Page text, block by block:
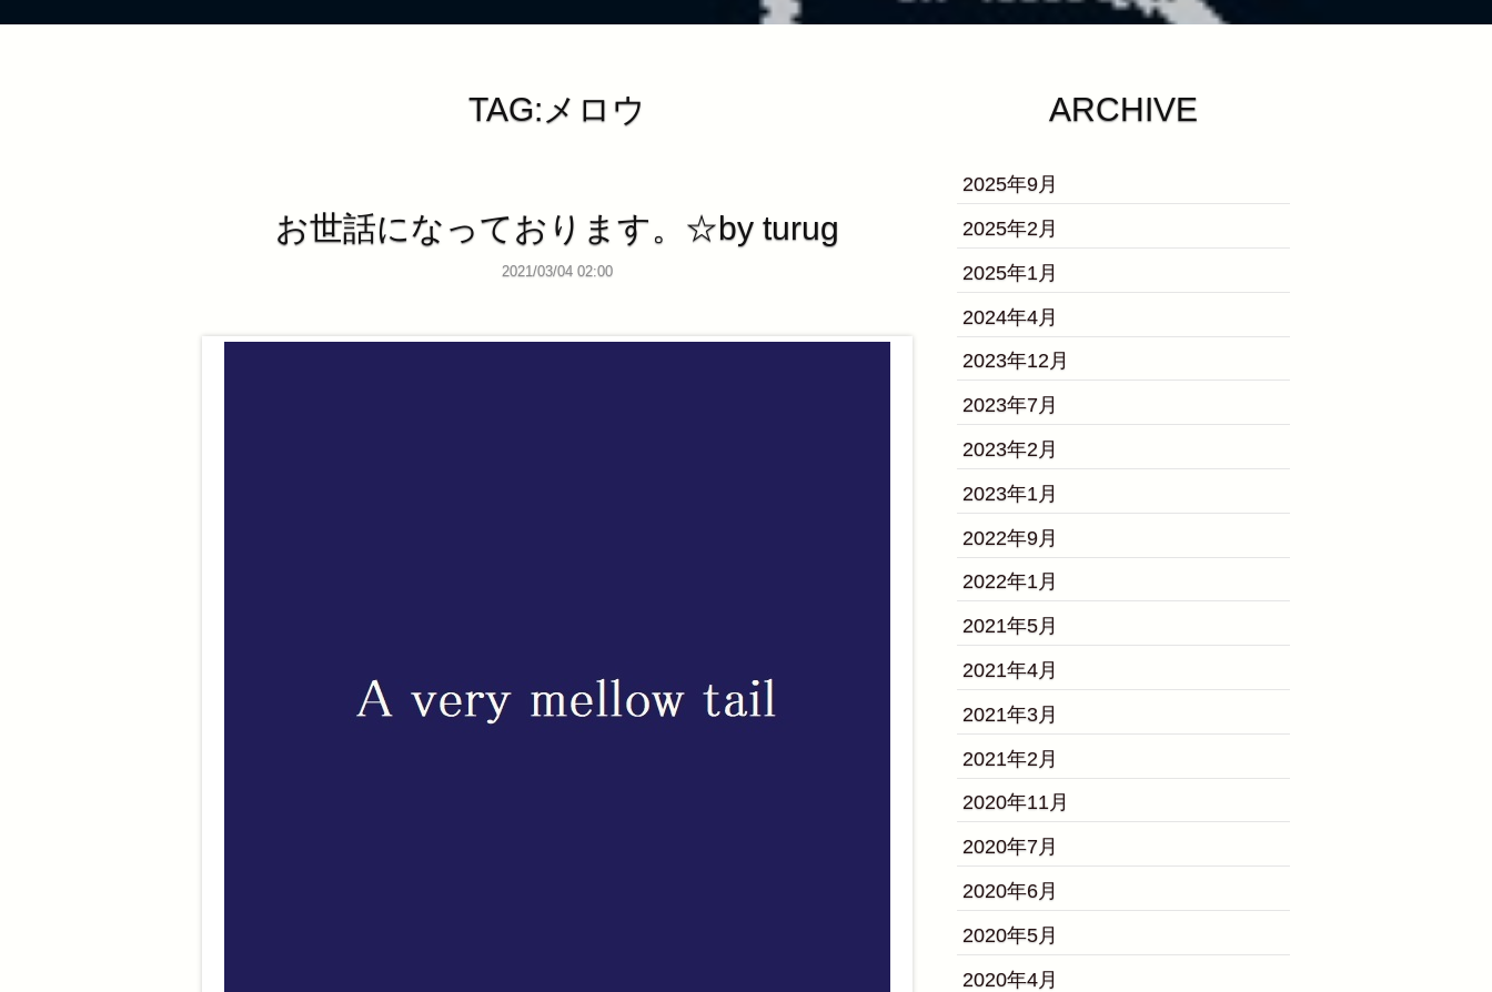
TAG:メロウ
お世話になっております。☆by turug
2021/03/04 02:00
ARCHIVE
2025年9月
2025年2月
2025年1月
2024年4月
2023年12月
2023年7月
2023年2月
2023年1月
2022年9月
2022年1月
2021年5月
2021年4月
2021年3月
2021年2月
2020年11月
2020年7月
2020年6月
2020年5月
2020年4月